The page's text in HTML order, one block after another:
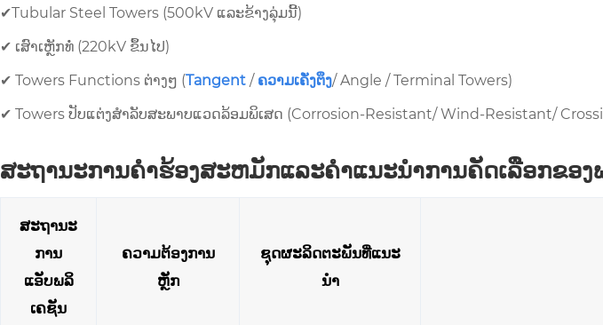
✔Tubular Steel Towers (500kV ແລະຂ້າງລຸ່ມນີ້)
✔ ເສົາເຫຼັກທໍ່ (220kV ຂຶ້ນໄປ)
✔ Towers Functions ຕ່າງໆ (Tangent / ຄວາມເຄັ່ງຕຶງ/ Angle / Terminal Towers)
✔ Towers ປັບແຕ່ງສໍາລັບສະພາບແວດລ້ອມພິເສດ (Corrosion-Resistant/ Wind-Resistant/
ສະຖານະການຄໍາຮ້ອງສະຫມັກແລະຄໍາແນະນໍາການຄັດເລືອກຂອງ
ສະຖານະ
ການ
ແອັບພລິ
ເຄຊັນ
ຄວາມຕ້ອງການ
ຫຼັກ
ຊຸດຜະລິດຕະພັນທີ່ແນະ
ນໍາ